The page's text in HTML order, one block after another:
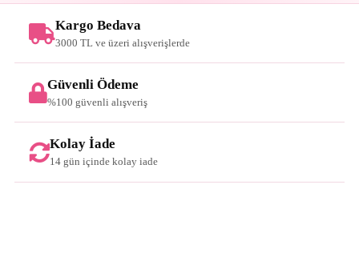
Kargo Bedava
3000 TL ve üzeri alışverişlerde
Güvenli Ödeme
%100 güvenli alışveriş
Kolay İade
14 gün içinde kolay iade